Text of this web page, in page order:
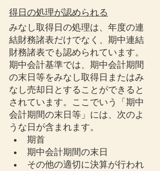
得日の処理が認められる
みなし取得日の処理は、年度の連
結財務諸表だけでなく、期中連結
財務諸表でも認められています。
期中会計基準では、期中会計期間
の末日等をみなし取得日またはみ
なし売却日とすることができると
されています。ここでいう「期中
会計期間の末日等」には、次のよ
うな日が含まれます。
期首
期中会計期間の末日
その他の適切に決算が行われ